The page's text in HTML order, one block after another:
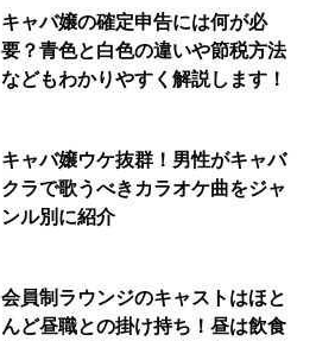
キャバ嬢の確定申告には何が必
要？青色と白色の違いや節税方法
などもわかりやすく解説します！
キャバ嬢ウケ抜群！男性がキャバ
クラで歌うべきカラオケ曲をジャ
ンル別に紹介
会員制ラウンジのキャストはほと
んど昼職との掛け持ち！昼は飲食